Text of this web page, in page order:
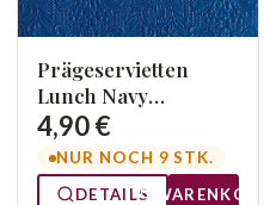
Prägeservietten
Lunch Navy
13305500
4,90 €
NUR NOCH 9 STK.
DETAILS
WARENKORB